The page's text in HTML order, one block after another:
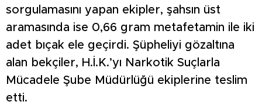
sorgulamasını yapan ekipler, şahsın üst
aramasında ise 0,66 gram metafetamin ile iki
adet bıçak ele geçirdi. Şüpheliyi gözaltına
alan bekçiler, H.İ.K.’yı Narkotik Suçlarla
Mücadele Şube Müdürlüğü ekiplerine teslim
etti.